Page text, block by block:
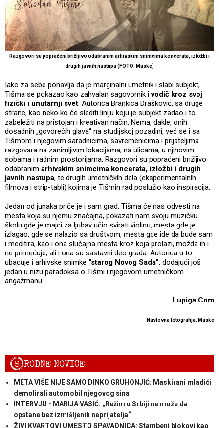
Razgovori su popraćeni brižljivo odabranim arhivskim snimcima koncerata, izložbi i
drugih javnih nastupa (FOTO: Maske)
Iako za sebe ponavlja da je marginalni umetnik i slabi subjekt,
Tišma se pokazao kao zahvalan sagovornik ivodič kroz svoj
fizički i unutarnji svet. Autorica Brankica Drašković, sa druge
strane, kao neko ko će slediti liniju koju je subjekt zadao i to
zabeležiti na pristojan i kreativan način. Nema, dakle, onih
dosadnih „govorećih glava“ na studijskoj pozadini, već se i sa
Tišmom i njegovim saradnicima, savremenicima i prijateljima
razgovara na zanimljivim lokacijama, na ulicama, u njihovim
sobama i radnim prostorijama. Razgovori su popraćeni brižljivo
odabranim arhivskim snimcima koncerata, izložbi i drugih
javnih nastupa, te drugih umetničkih dela (eksperimentalnih
filmova i strip-tabli) kojima je Tišmin rad poslužio kao inspiracija.
Jedan od junaka priče je i sam grad. Tišma će nas odvesti na
mesta koja su njemu značajna, pokazati nam svoju muzičku
školu gde je majci za ljubav učio svirati violinu, mesta gde je
izlagao, gde se nalazio sa društvom, mesta gde ide da bude sam
i meditira, kao i ona slučajna mesta kroz koja prolazi, možda ih i
ne primećuje, ali i ona su sastavni deo grada. Autorica u to
ubacuje i arhivske snimke “starog Novog Sada”, dodajući još
jedan u nizu paradoksa o Tišmi i njegovom umetničkom
angažmanu.
Lupiga.Com
Naslovna fotografija: Maske
SRODNE NOVICE
META VIŠE NIJE SAMO DINKO GRUHONJIĆ: Maskirani mladići
demolirali automobil njegovog sina
INTERVJU - MARIJA VASIĆ: „Režim u Srbiji ne može da
opstane bez izmišljenih neprijatelja“
ŽIVI KVARTOVI UMESTO SPAVAONICA: Stambeni blokovi kao